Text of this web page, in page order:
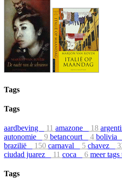
Tags
Tags
aardbeving 11 amazone 18
autonomie
9 betancourt 4 bolivia
brazilië
150 carnaval 5 chavez
ciudad juarez
11 coca 6 meer tags
Tags